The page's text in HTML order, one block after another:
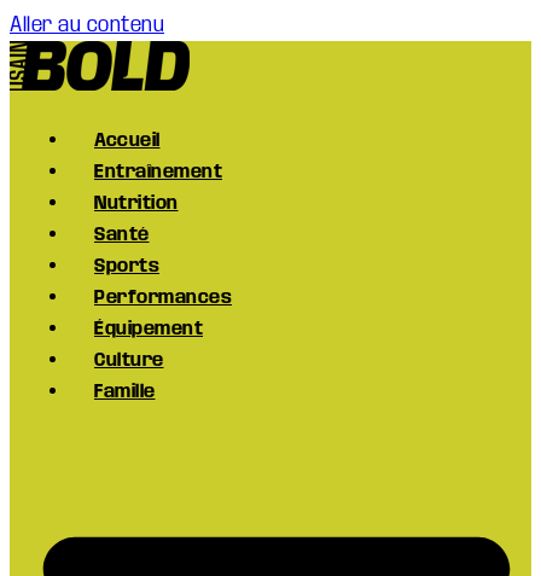
Aller au contenu
Accueil
Entraînement
Nutrition
Santé
Sports
Performances
Équipement
Culture
Famille